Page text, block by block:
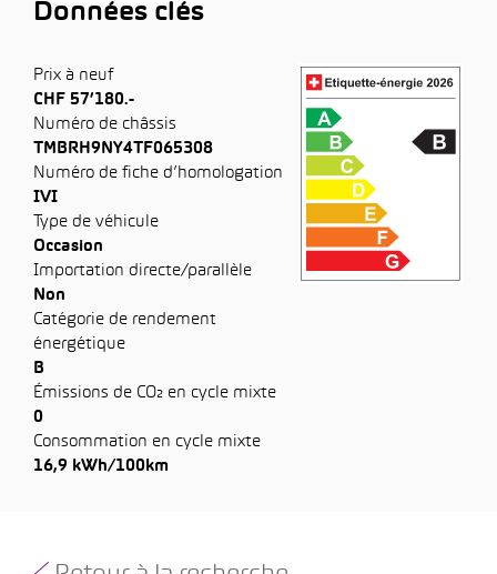
Données clés
Prix à neuf
CHF 57’180.-
Numéro de châssis
TMBRH9NY4TF065308
Numéro de fiche d’homologation
IVI
Type de véhicule
Occasion
Importation directe/parallèle
Non
Catégorie de rendement
énergétique
B
Émissions de CO₂ en cycle mixte
0
Consommation en cycle mixte
16,9 kWh/100km